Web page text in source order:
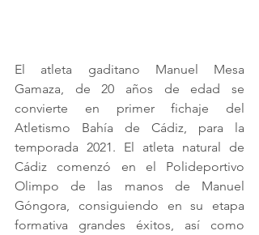
El atleta gaditano Manuel Mesa
Gamaza, de 20 años de edad se
convierte en primer fichaje del
Atletismo Bahía de Cádiz, para la
temporada 2021. El atleta natural de
Cádiz comenzó en el Polideportivo
Olimpo de las manos de Manuel
Góngora, consiguiendo en su etapa
formativa grandes éxitos, así como